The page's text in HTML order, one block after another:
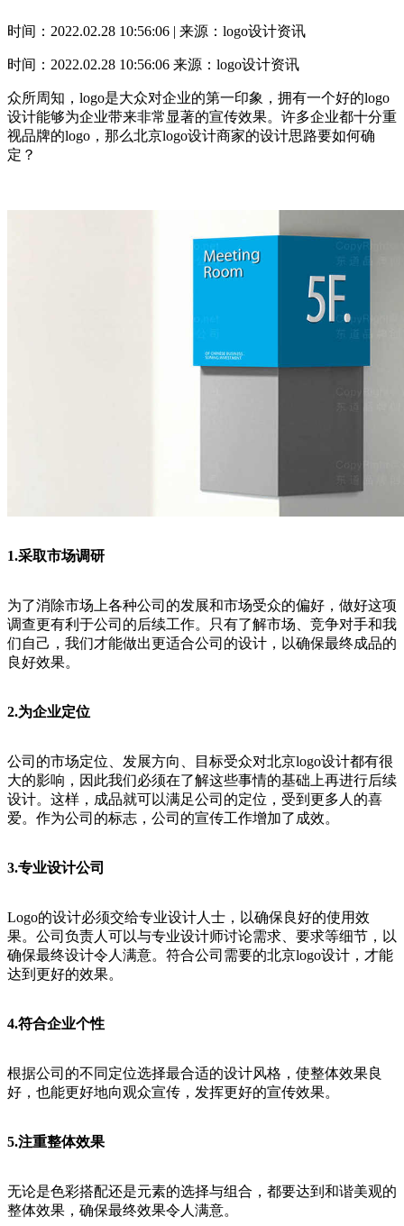
时间：2022.02.28 10:56:06 | 来源：logo设计资讯
时间：2022.02.28 10:56:06 来源：logo设计资讯
众所周知，logo是大众对企业的第一印象，拥有一个好的logo
设计能够为企业带来非常显著的宣传效果。许多企业都十分重
视品牌的logo，那么北京logo设计商家的设计思路要如何确
定？
1.采取市场调研
为了消除市场上各种公司的发展和市场受众的偏好，做好这项
调查更有利于公司的后续工作。只有了解市场、竞争对手和我
们自己，我们才能做出更适合公司的设计，以确保最终成品的
良好效果。
2.为企业定位
公司的市场定位、发展方向、目标受众对北京logo设计都有很
大的影响，因此我们必须在了解这些事情的基础上再进行后续
设计。这样，成品就可以满足公司的定位，受到更多人的喜
爱。作为公司的标志，公司的宣传工作增加了成效。
3.专业设计公司
Logo的设计必须交给专业设计人士，以确保良好的使用效
果。公司负责人可以与专业设计师讨论需求、要求等细节，以
确保最终设计令人满意。符合公司需要的北京logo设计，才能
达到更好的效果。
4.符合企业个性
根据公司的不同定位选择最合适的设计风格，使整体效果良
好，也能更好地向观众宣传，发挥更好的宣传效果。
5.注重整体效果
无论是色彩搭配还是元素的选择与组合，都要达到和谐美观的
整体效果，确保最终效果令人满意。